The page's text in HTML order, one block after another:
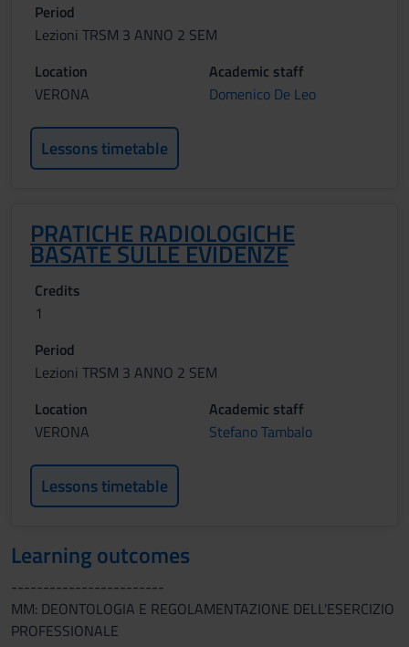
Period
Lezioni TRSM 3 ANNO 2 SEM
Location
VERONA
Academic staff
Domenico De Leo
Lessons timetable
PRATICHE RADIOLOGICHE
BASATE SULLE EVIDENZE
Credits
1
Period
Lezioni TRSM 3 ANNO 2 SEM
Location
VERONA
Academic staff
Stefano Tambalo
Lessons timetable
Learning outcomes
------------------------
MM: DEONTOLOGIA E REGOLAMENTAZIONE DELL'ESERCIZIO
PROFESSIONALE